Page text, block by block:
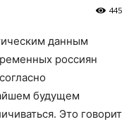
445
данным
россиян
будущем
Это говорит